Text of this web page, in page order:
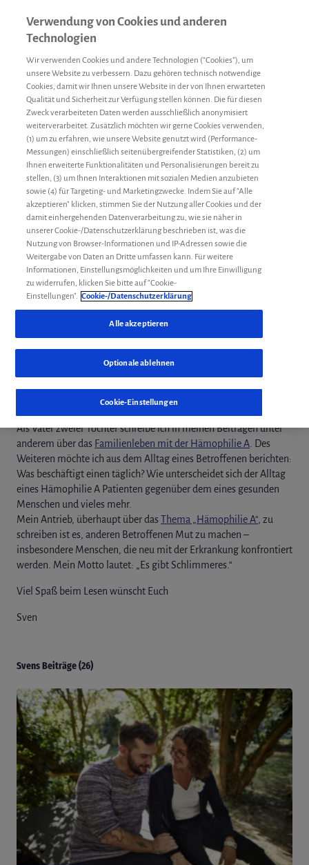
Vorstellung Sven 16. April 2025
Sven
weiterleiten
Ich bin ein Familienmensch, der seine Erkrankung
gegenüber anderen offen kommuniziert und sie nicht
verheimlicht. In meinen Blogbeiträgen schreibe ich über den
Alltag eines Hämophilen insbesondere mit Familie.
mein Name ist Sven und ich bin 43 Jahre alt.
Hämophilie A Patient mit mittelschwerer Verlaufsform
Als Vater zweier Töchter schreibe ich in meinen Beiträgen unter
anderem über das Familienleben mit der Hämophilie A . Des
Weiteren möchte ich aus dem Alltag eines Betroffenen berichten:
Was beschäftigt einen täglich? Wie unterscheidet sich der Alltag
eines Hämophilie A Patienten gegenüber dem eines gesunden
Menschen und vieles mehr.
Mein Antrieb, überhaupt über dasThema „Hämophilie A“ , zu
schreiben ist es, anderen Betroffenen Mut zu machen –
insbesondere Menschen, die neu mit der Erkrankung konfrontiert
werden. Mein Motto lautet: „Es gibt Schlimmeres.“
Viel Spaß beim Lesen wünscht Euch
Sven
Svens Beiträge (26)
Verwendung von Cookies und anderen
Technologien
Wir verwenden Cookies und andere Technologien (“Cookies”), um
unsere Website zu verbessern. Dazu gehören technisch notwendige
Cookies, damit wir Ihnen unsere Website in der von Ihnen erwarteten
Qualität und Sicherheit zur Verfügung stellen können. Die für diesen
Zweck verarbeiteten Daten werden ausschließlich anonymisiert
weiterverarbeitet. Zusätzlich möchten wir gerne Cookies verwenden,
(1) um zu erfahren, wie unsere Website genutzt wird (Performance-
Messungen) einschließlich seitenübergreifender Statistiken, (2) um
Ihnen erweiterte Funktionalitäten und Personalisierungen bereit zu
stellen, (3) um Ihnen Interaktionen mit sozialen Medien anzubieten
sowie (4) für Targeting- und Marketingzwecke. Indem Sie auf "Alle
akzeptieren" klicken, stimmen Sie der Nutzung aller Cookies und der
damit einhergehenden Datenverarbeitung zu, wie sie näher in
unserer Cookie-/Datenschutzerklärung beschrieben ist, was die
Nutzung von Browser-Informationen und IP-Adressen sowie die
Weitergabe von Daten an Dritte umfassen kann. Für weitere
Informationen, Einstellungsmöglichkeiten und um Ihre Einwilligung
zu widerrufen, klicken Sie bitte auf "Cookie-
Einstellungen". Cookie-/Datenschutzerklärung
Cookie-Einstellungen
Optionale ablehnen
Alle akzeptieren